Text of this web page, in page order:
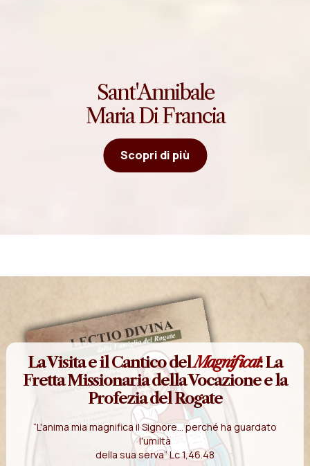
Sant'Annibale
Maria Di Francia
Scopri di più
La Visita e il Cantico delMagnificat: La
Fretta Missionaria della Vocazione e la
Profezia del Rogate
“L'anima mia magnifica il Signore... perché ha guardato
l'umiltà
della sua serva” Lc 1,46.48